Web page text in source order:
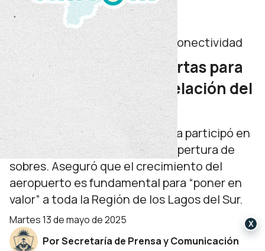
Turismo
Infraestructura turística y de conectividad
Se presentaron las ofertas para
la ampliación y remodelación del
Aeropuerto Chapelco
El gobernador Rolando Figueroa participó en
San Martín de los Andes de la apertura de
sobres. Aseguró que el crecimiento del
aeropuerto es fundamental para “poner en
valor” a toda la Región de los Lagos del Sur.
martes 13 de mayo de 2025
Por Secretaría de Prensa y Comunicación
X